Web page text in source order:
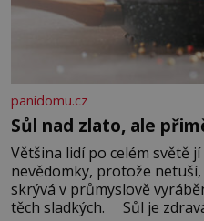
panidomu.cz
Sůl nad zlato, ale
Většina lidí po celém světě
nevědomky, protože
skrývá v průmyslově
těch sladkých. Sůl je